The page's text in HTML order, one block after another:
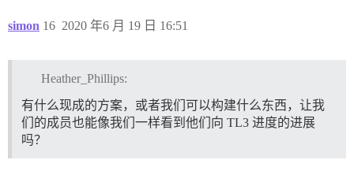
simon 2020 年6 月 19 日 16:51
16
Heather_Phillips:
有什么现成的方案，或者我们可以构建什么东西，让我
们的成员也能像我们一样看到他们向 TL3 进度的进展
吗？